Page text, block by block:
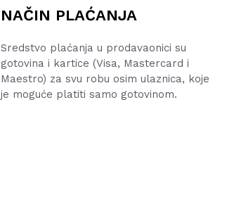
NAČIN PLAĆANJA
Sredstvo plaćanja u prodavaonici su
gotovina i kartice (Visa, Mastercard i
Maestro) za svu robu osim ulaznica, koje
je moguće platiti samo gotovinom.